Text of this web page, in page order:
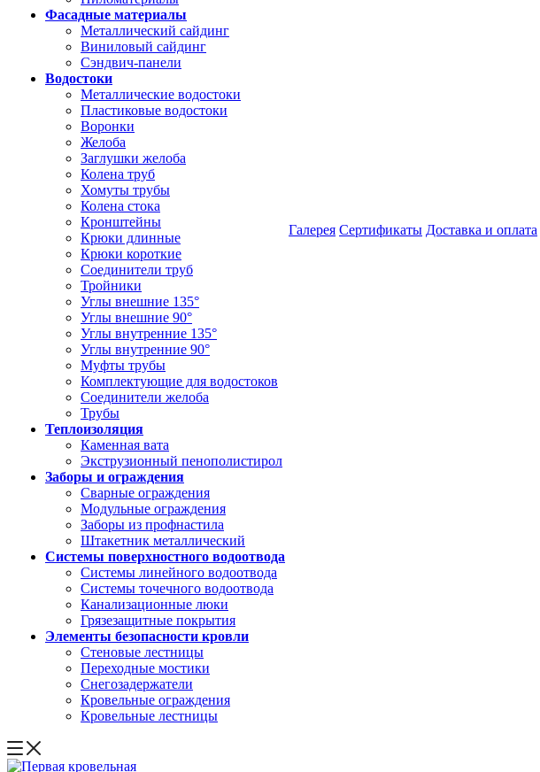
Фасадные материалы
Металлический сайдинг
Виниловый сайдинг
Сэндвич-панели
Водостоки
Металлические водостоки
Пластиковые водостоки
Воронки
Желоба
Заглушки желоба
Колена труб
Хомуты трубы
Колена стока
Кронштейны
Крюки длинные
Крюки короткие
Соединители труб
Тройники
Углы внешние 135°
Углы внешние 90°
Углы внутренние 135°
Углы внутренние 90°
Муфты трубы
Комплектующие для водостоков
Соединители желоба
Трубы
Теплоизоляция
Каменная вата
Экструзионный пенополистирол
Заборы и ограждения
Сварные ограждения
Модульные ограждения
Заборы из профнастила
Штакетник металлический
Системы поверхностного водоотвода
Системы линейного водоотвода
Системы точечного водоотвода
Канализационные люки
Грязезащитные покрытия
Элементы безопасности кровли
Стеновые лестницы
Переходные мостики
Снегозадержатели
Кровельные ограждения
Кровельные лестницы
Галерея Сертификаты Доставка и оплата